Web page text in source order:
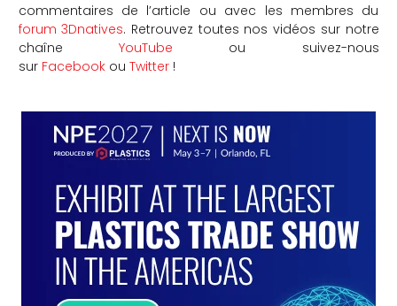
commentaires de l’article ou avec les membres du
forum 3Dnatives. Retrouvez toutes nos vidéos sur notre
chaîne YouTube ou suivez-nous
sur Facebookou Twitter!